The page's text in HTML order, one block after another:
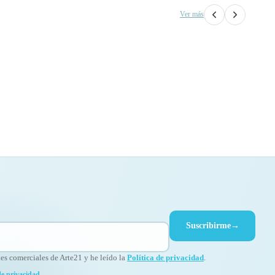
Ver más
Suscribirme→
comerciales de Arte21 y he leído la Política de privacidad.